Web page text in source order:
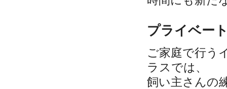
プライベー
ご家庭で行う
ラスでは、
飼い主さんの